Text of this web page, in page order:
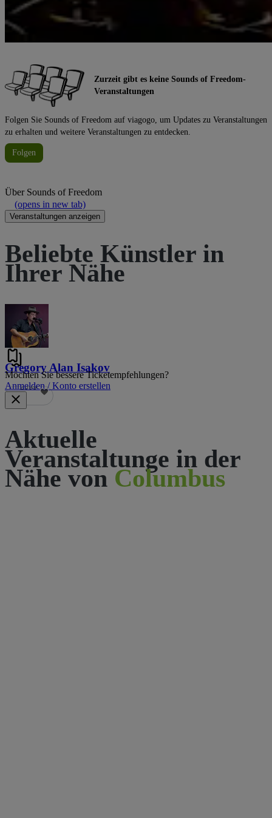
Zurzeit gibt es keine Sounds of Freedom-
Veranstaltungen
Folgen Sie Sounds of Freedom auf viagogo, um Updates zu Veranstaltungen
zu erhalten und weitere Veranstaltungen zu entdecken.
Folgen
ÜberSounds of Freedom
(opens in new tab)
Veranstaltungen anzeigen
Beliebte Künstler in
Ihrer Nähe
Gregory Alan Isakov
2599
Möchten Sie bessere Ticketempfehlungen?
Anmelden / Konto erstellen
Aktuelle
Veranstaltunge in der
Nähe von Columbus